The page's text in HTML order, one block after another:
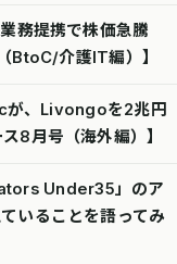
務提携で株価急騰
BtoC/介護IT編）】
が、Livongoを2兆円
8月号（海外編）】
Under35」のア
いることを語ってみ